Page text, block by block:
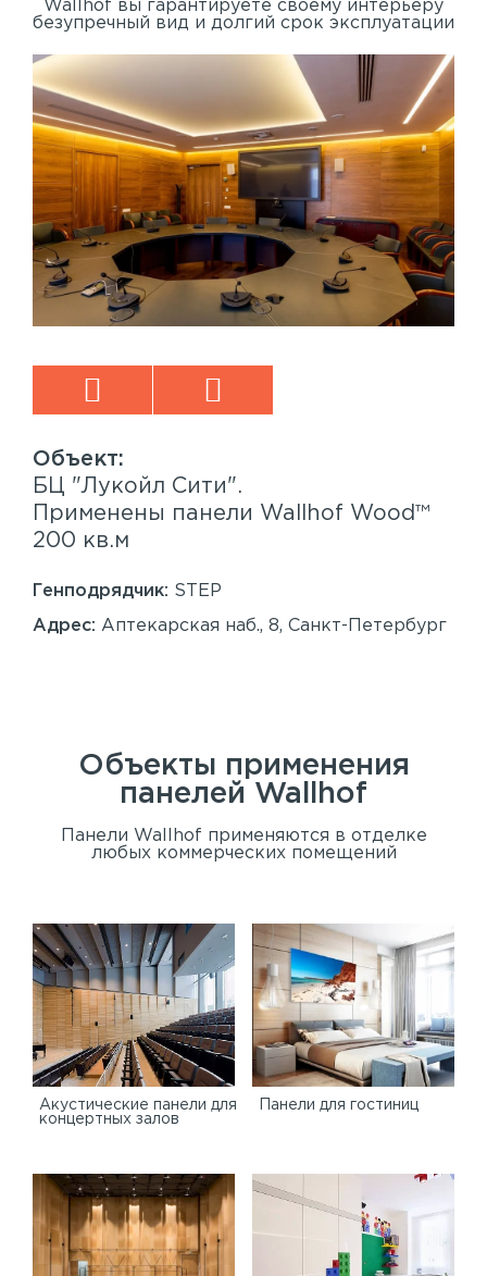
Wallhof вы гарантируете своему интерьеру
безупречный вид и долгий срок эксплуатации
БЦ "Лукойл Сити".
Применены панели Wallhof Wood™
200 кв.м
Генподрядчик: STEP
Адрес: Аптекарская наб., 8, Санкт-Петербург
Объекты применения
панелей Wallhof
Панели Wallhof применяются в отделке
любых коммерческих помещений
Акустические панели для
концертных залов
Панели для гостиниц